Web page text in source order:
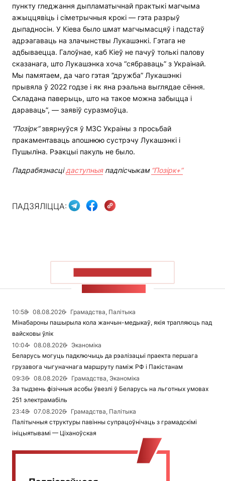
пункту гледжання дыпламатычнай практыкі магчыма
ажыццявіць і сіметрычныя крокі — гэта разрыў
дыпадносін. У Кіева было шмат магчымасцяў і падстаў
адрэагаваць на злачынствы Лукашэнкі. Гэтага не
адбываецца. Галоўнае, каб Кіеў не пачуў толькі палову
сказанага, што Лукашэнка хоча “сябраваць” з Украінай.
Мы памятаем, да чаго гэтая “дружба” Лукашэнкі
прывяла ў 2022 годзе і як яна рэальна выглядае сёння.
Складана паверыць, што на такое можна забыцца і
дараваць”, — заявіў суразмоўца.
“Позірк”звярнуўся ў МЗС Украіны з просьбай
пракаментаваць апошнюю сустрэчу Лукашэнкі і
Пушыліна. Рэакцыі пакуль не было.
Падрабязнасцідаступныяпадпісчыкам “Позірк+”
ПАДЗЯЛІЦЦА:
10:58 08.08.2026
Грамадства, Палітыка
Мінабароны пашырыла кола жанчын-медыкаў, якія трапляюць пад
вайсковы ўлік
10:04
08.08.2026
Эканоміка
Беларусь могуць падключыць да рэалізацыі праекта першага
грузавога чыгуначнага маршруту паміж РФ і Пакістанам
09:36
08.08.2026
Грамадства, Эканоміка
За тыдзень фізічныя асобы ўвезлі ў Беларусь на льготных умовах
251 электрамабіль
23:48
07.08.2026
Грамадства, Палітыка
Палітычныя структуры павінны супрацоўнічаць з грамадскімі
ініцыятывамі — Ціханоўская